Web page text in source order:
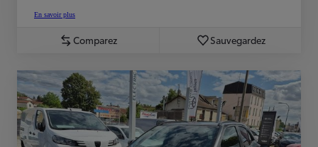
En savoir plus
Comparez Sauvegardez